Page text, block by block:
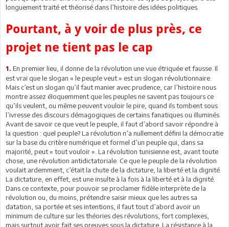
longuement traité et théorisé dans l’histoire des idées politiques.
Pourtant, à y voir de plus près, ce
projet ne tient pas le cap
1. En premier lieu, il donne de la révolution une vue étriquée et fausse. Il
est vrai que le slogan « le peuple veut » est un slogan révolutionnaire.
Mais c’est un slogan qu’il faut manier avec prudence, car l’histoire nous
montre assez éloquemment que les peuples ne savent pas toujours ce
qu’ils veulent, ou même peuvent vouloir le pire, quand ils tombent sous
l’ivresse des discours démagogiques de certains fanatiques ou illuminés.
Avant de savoir ce que veut le peuple, il faut d’abord savoir répondre à
la question : quel peuple? La révolution n’a nullement défini la démocratie
sur la base du critère numérique et formel d’un peuple qui, dans sa
majorité, peut « tout vouloir ». La révolution tunisienne est, avant toute
chose, une révolution antidictatoriale. Ce que le peuple de la révolution
voulait ardemment, c’était la chute de la dictature, la liberté et la dignité.
La dictature, en effet, est une insulte à la fois à la liberté et à la dignité.
Dans ce contexte, pour pouvoir se proclamer fidèle interprète de la
révolution ou, du moins, prétendre saisir mieux que les autres sa
datation, sa portée et ses intentions, il faut tout d’abord avoir un
minimum de culture sur les théories des révolutions, fort complexes,
mais surtout avoir fait ses preuves sous la dictature. La résistance à la